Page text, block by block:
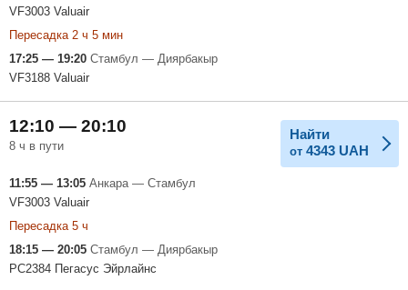
VF3003 Valuair
Пересадка 2 ч 5 мин
17:25 — 19:20 Стамбул — Диярбакыр
VF3188 Valuair
12:10 — 20:10
8 ч в пути
Найти
от 4343 UAH
11:55 — 13:05 Анкара — Стамбул
VF3003 Valuair
Пересадка 5 ч
18:15 — 20:05 Стамбул — Диярбакыр
PC2384 Пегасус Эйрлайнс